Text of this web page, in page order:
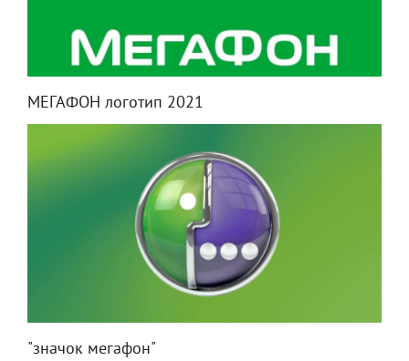
МЕГАФОН логотип 2021
"значок мегафон"